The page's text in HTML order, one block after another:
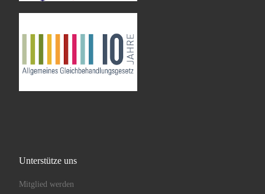
Unterstütze uns
Mitglied werden